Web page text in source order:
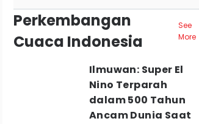
Perkembangan
Cuaca Indonesia
See
More
Ilmuwan: Super El
Nino Terparah
dalam 500 Tahun
Ancam Dunia Saat